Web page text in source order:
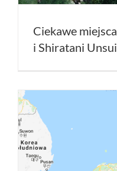
Ciekawe
i Shiratani